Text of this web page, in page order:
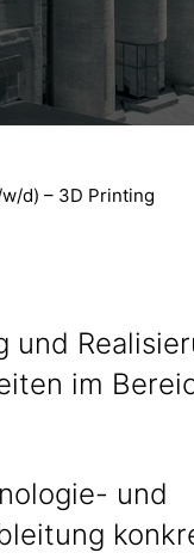
d) – 3D Printing
und
im
und